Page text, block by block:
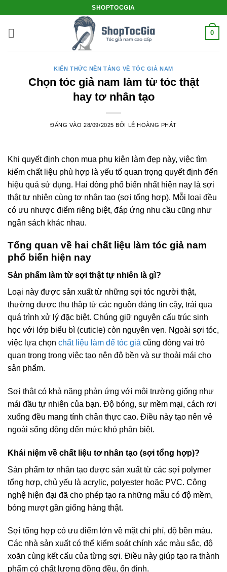
nội
SHOPTOCGIA
0
KIẾN THỨC NỀN TẢNG VỀ TÓC GIẢ NAM
Chọn tóc giả nam làm từ tóc thật
hay tơ nhân tạo
ĐĂNG VÀO28/09/2025 BỞI LÊ HOÀNG PHÁT
Khi quyết định chọn mua phụ kiện làm đẹp này, việc tìm
kiếm chất liệu phù hợp là yếu tố quan trọng quyết định đến
hiệu quả sử dụng. Hai dòng phổ biến nhất hiện nay là sợi
thật tự nhiên cùng tơ nhân tạo (sợi tổng hợp). Mỗi loại đều
có ưu nhược điểm riêng biệt, đáp ứng nhu cầu cũng như
ngân sách khác nhau.
Tổng quan về hai chất liệu làm tóc giả nam
phổ biến hiện nay
Sản phẩm làm từ sợi thật tự nhiên là gì?
Loại này được sản xuất từ những sợi tóc người thật,
thường được thu thập từ các nguồn đáng tin cậy, trải qua
quá trình xử lý đặc biệt. Chúng giữ nguyên cấu trúc sinh
học với lớp biểu bì (cuticle) còn nguyên vẹn. Ngoài sợi tóc,
việc lựa chọn chất liệu làm đế tóc giả cũng đóng vai trò
quan trọng trong việc tạo nên độ bền và sự thoải mái cho
sản phẩm.
Sợi thật có khả năng phản ứng với môi trường giống như
mái đầu tự nhiên của bạn. Độ bóng, sự mềm mại, cách rơi
xuống đều mang tính chân thực cao. Điều này tạo nên vẻ
ngoài sống động đến mức khó phân biệt.
Khái niệm về chất liệu tơ nhân tạo (sợi tổng hợp)?
Sản phẩm tơ nhân tạo được sản xuất từ các sợi polymer
tổng hợp, chủ yếu là acrylic, polyester hoặc PVC. Công
nghệ hiện đại đã cho phép tạo ra những mẫu có độ mềm,
bóng mượt gần giống hàng thật.
Sợi tổng hợp có ưu điểm lớn về mặt chi phí, độ bền màu.
Các nhà sản xuất có thể kiểm soát chính xác màu sắc, độ
xoăn cùng kết cấu của từng sợi. Điều này giúp tạo ra thành
phẩm có chất lượng đồng đều, ổn định.